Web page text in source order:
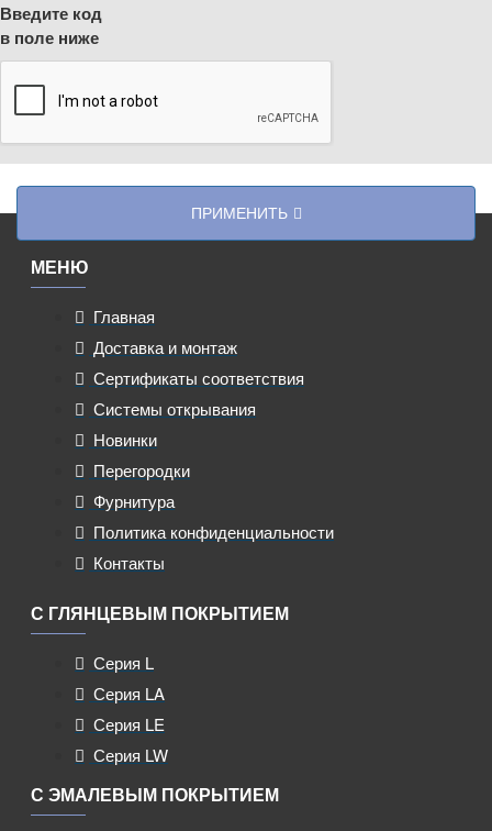
Введите код
в поле ниже
ПРИМЕНИТЬ
МЕНЮ
Главная
Доставка и монтаж
Сертификаты соответствия
Системы открывания
Новинки
Перегородки
Фурнитура
Политика конфиденциальности
Контакты
С ГЛЯНЦЕВЫМ ПОКРЫТИЕМ
Серия L
Серия LA
Серия LE
Серия LW
С ЭМАЛЕВЫМ ПОКРЫТИЕМ